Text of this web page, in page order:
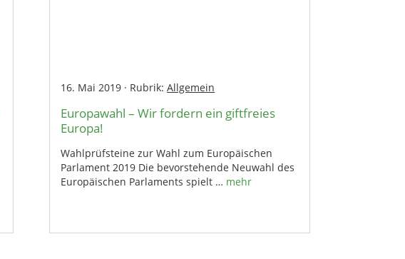
16. Mai 2019 · Rubrik:Allgemein
Europawahl – Wir fordern ein giftfreies
Europa!
Wahlprüfsteine zur Wahl zum Europäischen
Parlament 2019 Die bevorstehende Neuwahl des
Europäischen Parlaments spielt … mehr